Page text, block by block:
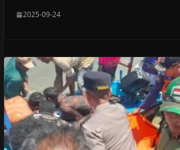
2025-09-24